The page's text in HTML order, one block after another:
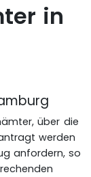
in
über die
werden
anfordern, so